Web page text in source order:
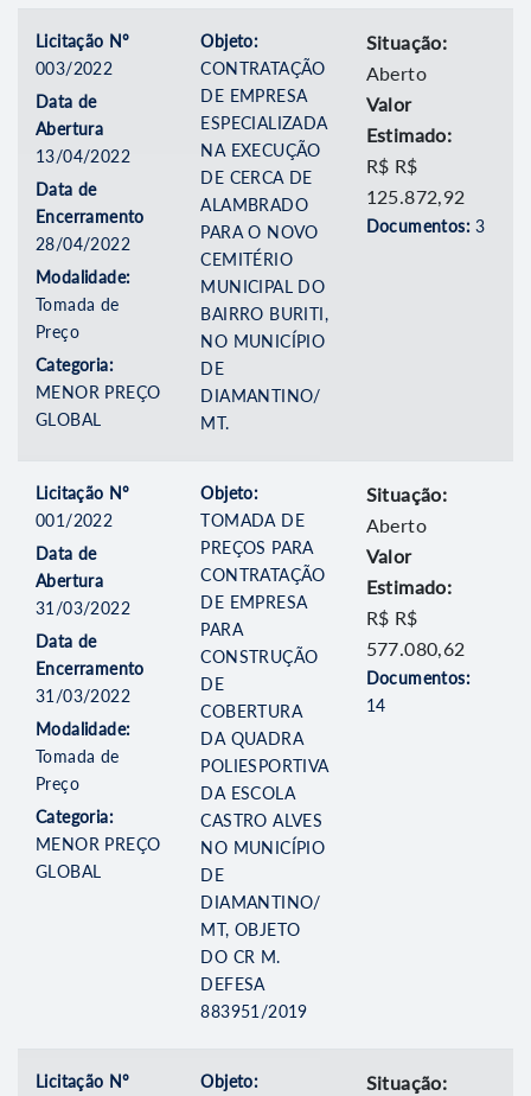
Licitação Nº
003/2022
Data de
Abertura
13/04/2022
Data de
Encerramento
28/04/2022
Modalidade:
Tomada de
Preço
Categoria:
MENOR PREÇO
GLOBAL
Objeto:
CONTRATAÇÃO
DE EMPRESA
ESPECIALIZADA
NA EXECUÇÃO
DE CERCA DE
ALAMBRADO
PARA O NOVO
CEMITÉRIO
MUNICIPAL DO
BAIRRO BURITI,
NO MUNICÍPIO
DE
DIAMANTINO/
MT.
Situação:
Aberto
Valor
Estimado:
R$ R$
125.872,92
Documentos:3
Licitação Nº
001/2022
Data de
Abertura
31/03/2022
Data de
Encerramento
31/03/2022
Modalidade:
Tomada de
Preço
Categoria:
MENOR PREÇO
GLOBAL
Objeto:
TOMADA DE
PREÇOS PARA
CONTRATAÇÃO
DE EMPRESA
PARA
CONSTRUÇÃO
DE
COBERTURA
DA QUADRA
POLIESPORTIVA
DA ESCOLA
CASTRO ALVES
NO MUNICÍPIO
DE
DIAMANTINO/
MT, OBJETO
DO CR M.
DEFESA
883951/2019
Situação:
Aberto
Valor
Estimado:
R$ R$
577.080,62
Documentos:
14
Licitação Nº
Objeto:
Situação: